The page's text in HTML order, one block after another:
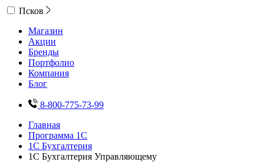
Псков
Магазин
Акции
Бренды
Портфолио
Компания
Блог
8-800-775-73-99
Главная
Программа 1С
1С Бухгалтерия
1С Бухгалтерия Управляющему